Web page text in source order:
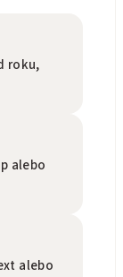
roku,
alebo
alebo